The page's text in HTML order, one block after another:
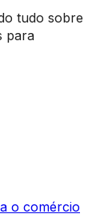
tudo sobre
para
o comércio